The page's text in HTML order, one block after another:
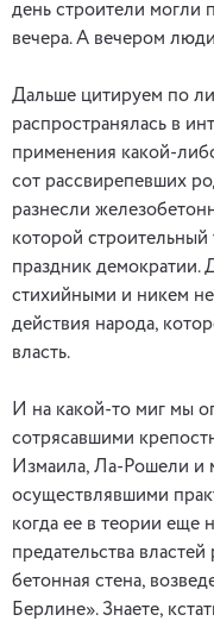
день строители могли
вечера. А вечером
Дальше цитируем по
распространялась в
применения какой-
сот рассвирепевших
разнесли
которой
праздник
стихийными и никем
действия народа,
власть.
И на какой-то миг мы
сотрясавшими
Измаила, Ла-Рошели и
осуществлявшими
когда ее в теории еще
предательства
бетонная стена,
Берлине». Знаете,